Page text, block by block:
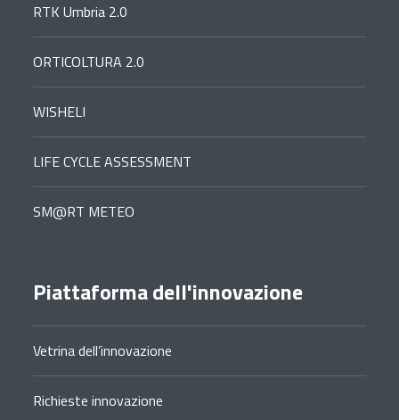
RTK Umbria 2.0
ORTICOLTURA 2.0
WISHELI
LIFE CYCLE ASSESSMENT
SM@RT METEO
Piattaforma dell'innovazione
Vetrina dell’innovazione
Richieste innovazione